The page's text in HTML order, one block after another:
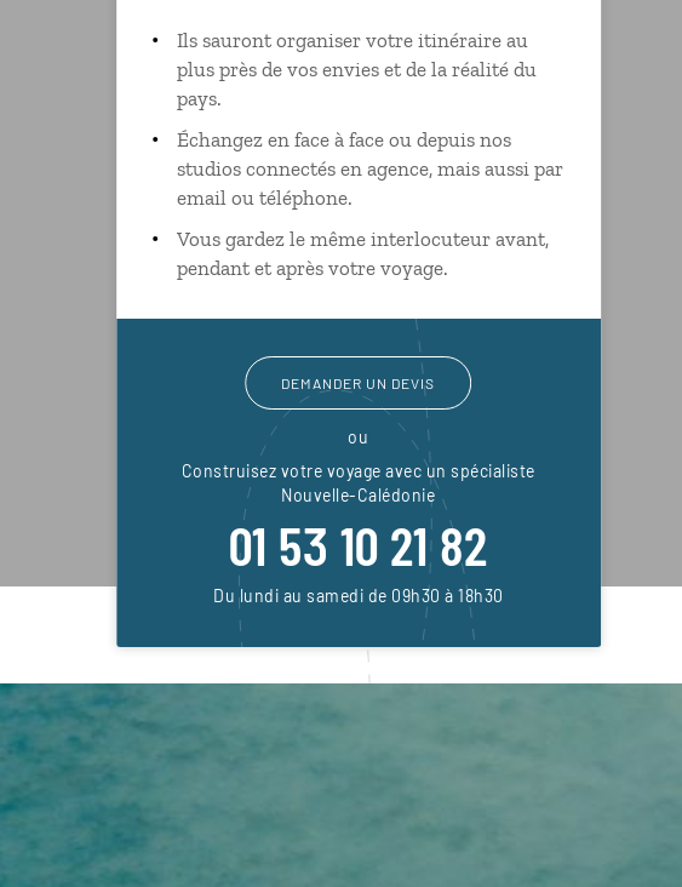
Ils sauront organiser votre itinéraire au
plus près de vos envies et de la réalité du
pays.
Échangez en face à face ou depuis nos
studios connectés en agence, mais aussi par
email ou téléphone.
Vous gardez le même interlocuteur avant,
pendant et après votre voyage.
DEMANDER UN DEVIS
ou
Construisez votre voyage avec un spécialiste
Nouvelle-Calédonie
01 53 10 21 82
Du lundi au samedi de 09h30 à 18h30